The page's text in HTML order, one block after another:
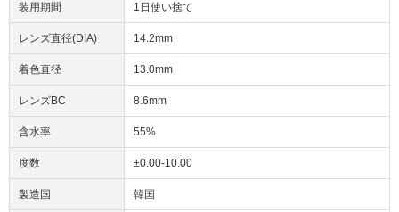
装用期間 1日使い捨て
レンズ直径(DIA) 14.2mm
着色直径 13.0mm
レンズBC 8.6mm
含水率 55%
度数 ±0.00-10.00
製造国 韓国